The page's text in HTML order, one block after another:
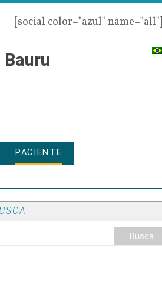
[social color="azul" name="all"]
PACIENTE